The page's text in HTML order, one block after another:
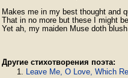
Makes me in my best thought and
That in no more but these I might
Yet ah, my maiden Muse doth
Другие стихотворения поэта:
Leave Me, O Love, Which